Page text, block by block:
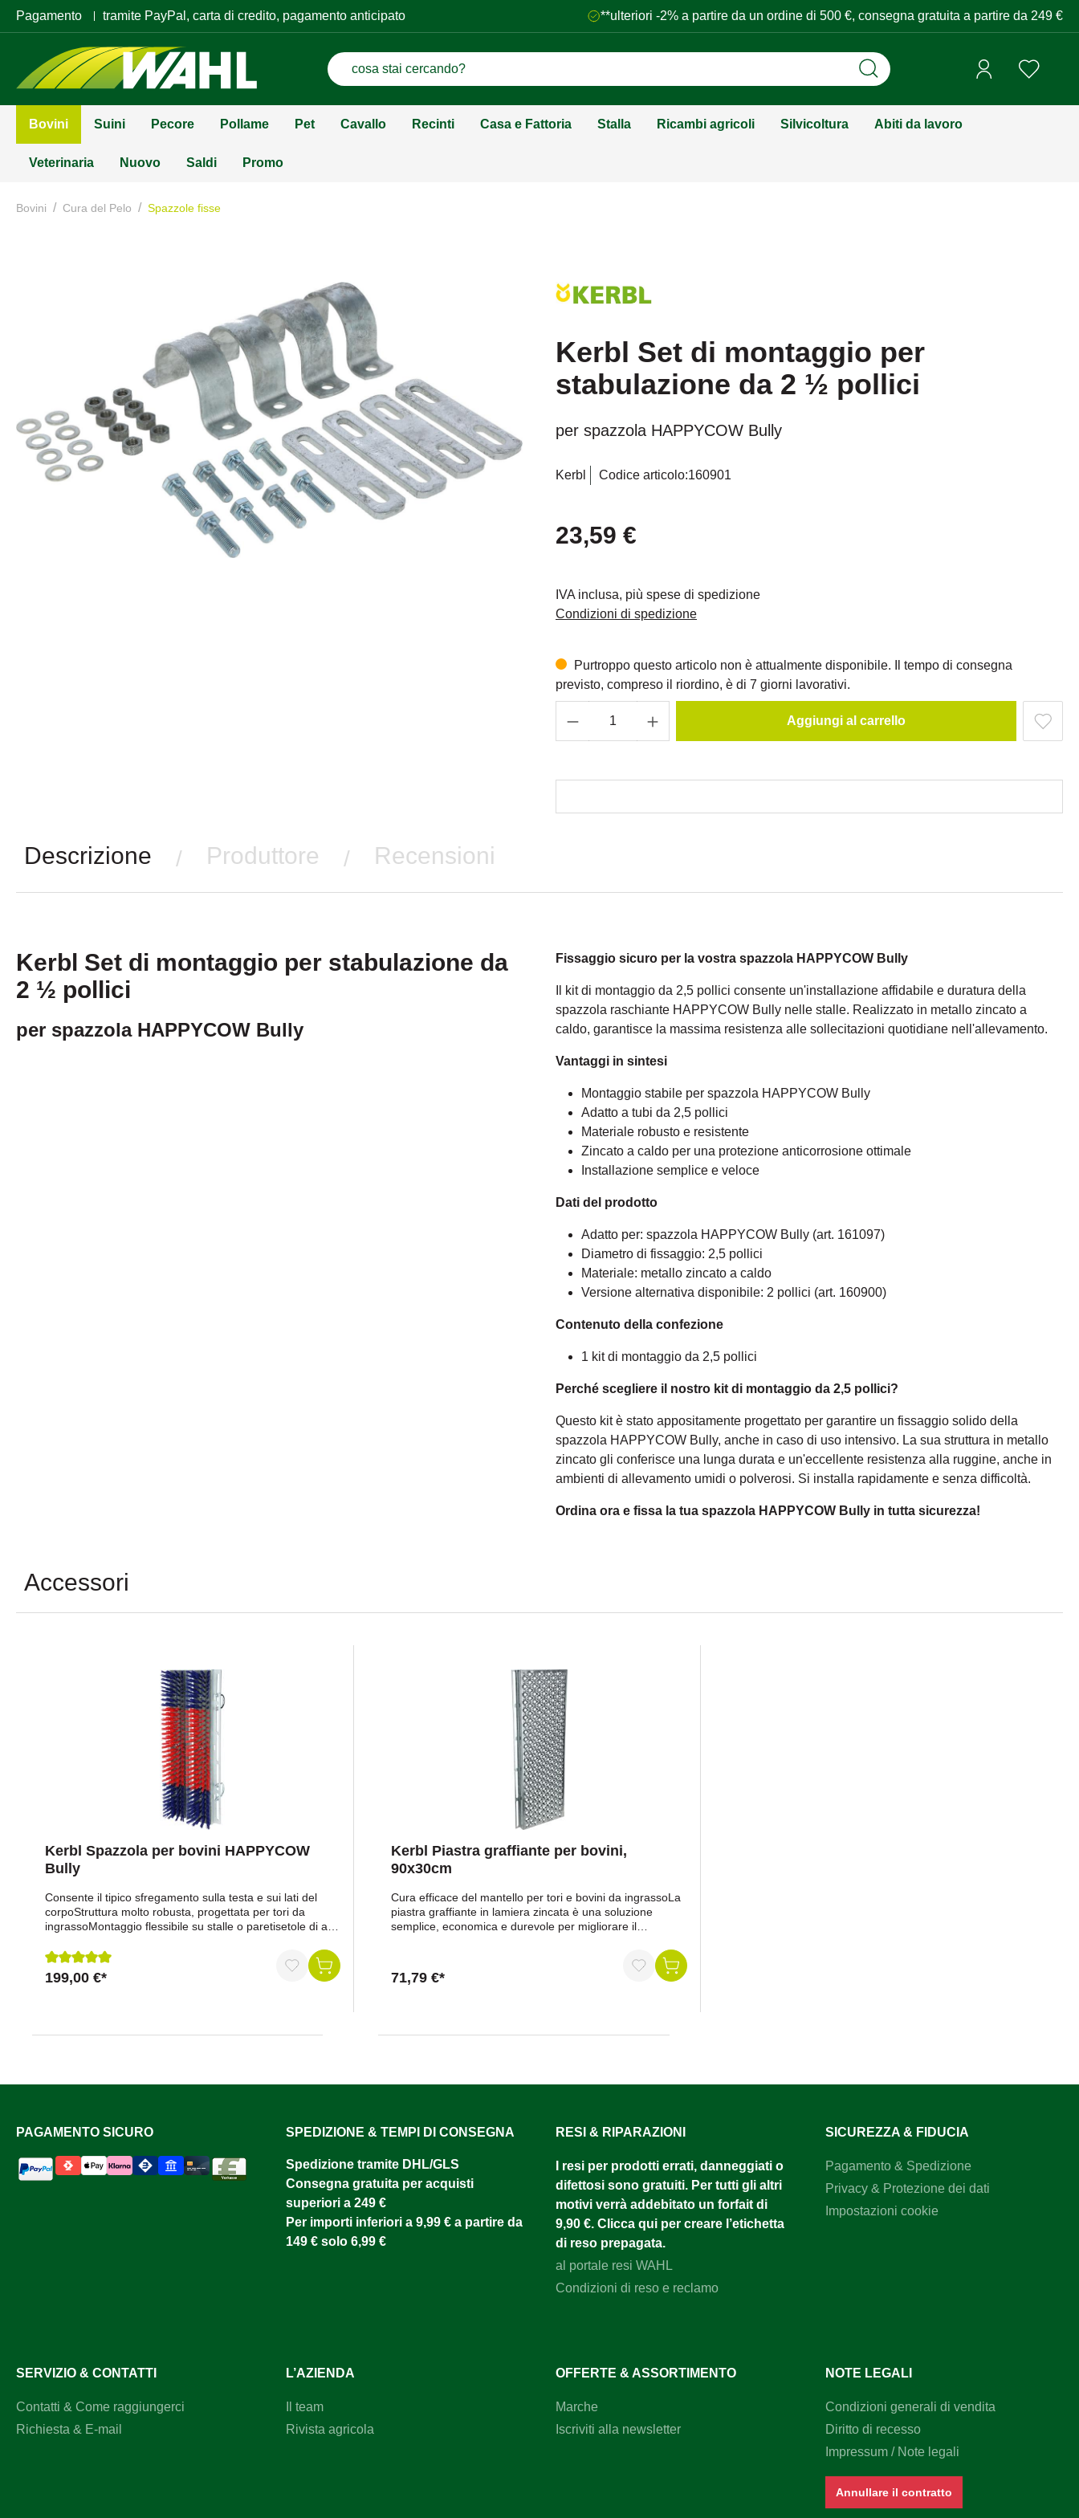
Pagamento tramite PayPal, carta di credito, pagamento anticipato **ulteriori -2% a partire da un ordine di 500 €, consegna gratuita a partire da 249 €
Bovini Suini Pecore Pollame Pet Cavallo Recinti Casa e Fattoria Stalla Ricambi agricoli Silvicoltura Abiti da lavoro
Veterinaria Nuovo Saldi Promo
Bovini / Cura del Pelo / Spazzole fisse
Kerbl Set di montaggio per
stabulazione da 2 ½ pollici
per spazzola HAPPYCOW Bully
Kerbl Codice articolo:160901
23,59 €
IVA inclusa, più spese di spedizione
Condizioni di spedizione
Purtroppo questo articolo non è attualmente disponibile. Il tempo di consegna
previsto, compreso il riordino, è di 7 giorni lavorativi.
Aggiungi al carrello
Descrizione / Produttore / Recensioni
Kerbl Set di montaggio per stabulazione da
2 ½ pollici
per spazzola HAPPYCOW Bully
Fissaggio sicuro per la vostra spazzola HAPPYCOW Bully
Il kit di montaggio da 2,5 pollici consente un'installazione affidabile e duratura della
spazzola raschiante HAPPYCOW Bully nelle stalle. Realizzato in metallo zincato a
caldo, garantisce la massima resistenza alle sollecitazioni quotidiane nell'allevamento.
Vantaggi in sintesi
Montaggio stabile per spazzola HAPPYCOW Bully
Adatto a tubi da 2,5 pollici
Materiale robusto e resistente
Zincato a caldo per una protezione anticorrosione ottimale
Installazione semplice e veloce
Dati del prodotto
Adatto per: spazzola HAPPYCOW Bully (art. 161097)
Diametro di fissaggio: 2,5 pollici
Materiale: metallo zincato a caldo
Versione alternativa disponibile: 2 pollici (art. 160900)
Contenuto della confezione
1 kit di montaggio da 2,5 pollici
Perché scegliere il nostro kit di montaggio da 2,5 pollici?
Questo kit è stato appositamente progettato per garantire un fissaggio solido della
spazzola HAPPYCOW Bully, anche in caso di uso intensivo. La sua struttura in metallo
zincato gli conferisce una lunga durata e un'eccellente resistenza alla ruggine, anche in
ambienti di allevamento umidi o polverosi. Si installa rapidamente e senza difficoltà.
Ordina ora e fissa la tua spazzola HAPPYCOW Bully in tutta sicurezza!
Accessori
Kerbl Spazzola per bovini HAPPYCOW
Bully
Consente il tipico sfregamento sulla testa e sui lati del
corpoStruttura molto robusta, progettata per tori da
ingrassoMontaggio flessibile su stalle o paretisetole di alta
sostituibiliDimensioni: 30 x 90 cm (L x A)materiale delle
setole: poliammideAdatto all'iniziativa per il benessere
animale dei bovini da ingrassoIl set di montaggio (art.
Recensione media di 5 su 5 stelle
199,00 €*
Kerbl Piastra graffiante per bovini,
90x30cm
Cura efficace del mantello per tori e bovini da ingrassoLa
piastra graffiante in lamiera zincata è una soluzione
semplice, economica e durevole per migliorare il
dell'ingrasso, garantisce una cura regolare del mantello
favorendo al contempo il comportamento naturale degli
zincato a caldoSuperficie di sfregamento: 90 x 30
stabulazione disponibile come optionalContenuto della
montaggio)Perché scegliere la nostra piastra graffiante in
lamiera? La piastra graffiante è stata sviluppata
appositamente per soddisfare gli elevati requisiti
dell'allevamento intensivo di bovini. Grazie alla sua
superficie robusta e al montaggio regolabile, si integra
facilmente in tutti i tipi di stalle. La sua struttura in lamiera
zincata garantisce una lunga durata anche in condizioni di
umidità. Uno strumento indispensabile per migliorare
l'igiene e il comfort degli animali nel rispetto delle direttive
sul benessere animale.Ordinate ora e offrite al vostro
71,79 €*
PAGAMENTO SICURO SPEDIZIONE & TEMPI DI CONSEGNA
Spedizione tramite DHL/GLS ​
Consegna gratuita per acquisti
superiori a 249 €
Per importi inferiori a 9,99 € a partire da
149 € solo 6,99 €
RESI & RIPARAZIONI
I resi per prodotti errati, danneggiati o
difettosi sono gratuiti. Per tutti gli altri
motivi verrà addebitato un forfait di
9,90 €. Clicca qui per creare l’etichetta
di reso prepagata.
al portale resi WAHL
Condizioni di reso e reclamo
SICUREZZA & FIDUCIA
Pagamento & Spedizione
Privacy & Protezione dei dati
Impostazioni cookie
SERVIZIO & CONTATTI
Contatti & Come raggiungerci
Richiesta & E-mail
L’AZIENDA
Il team
Rivista agricola
OFFERTE & ASSORTIMENTO
Marche
Iscriviti alla newsletter
NOTE LEGALI
Condizioni generali di vendita
Diritto di recesso
Impressum / Note legali
Annullare il contratto